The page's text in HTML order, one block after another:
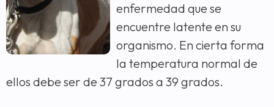
enfermedad que se
encuentre latente en su
organismo. En cierta forma
la temperatura normal de
ellos debe ser de 37 grados a 39 grados.